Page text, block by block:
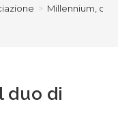
> Millennium,
duo di